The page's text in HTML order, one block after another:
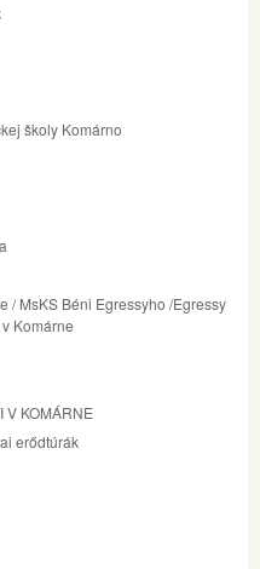
školy Komárno
/ MsKS Béni Egressyho /Egressy
Komárne
V KOMÁRNE
erődtúrák